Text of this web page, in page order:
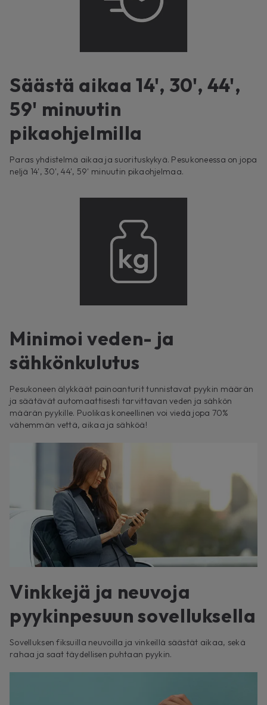
Säästä aikaa 14', 30', 44',
59' minuutin
pikaohjelmilla
Paras yhdistelmä aikaa ja suorituskykyä. Pesukoneessa on jopa
neljä 14', 30', 44', 59' minuutin pikaohjelmaa.
Minimoi veden- ja
sähkönkulutus
Pesukoneen älykkäät painoanturit tunnistavat pyykin määrän
ja säätävät automaattisesti tarvittavan veden ja sähkön
määrän pyykille. Puolikas koneellinen voi viedä jopa 70%
vähemmän vettä, aikaa ja sähköä!
Vinkkejä ja neuvoja
pyykinpesuun sovelluksella
Sovelluksen fiksuilla neuvoilla ja vinkeillä säästät aikaa, sekä
rahaa ja saat täydellisen puhtaan pyykin.